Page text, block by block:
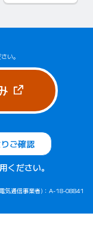
い。
（新しいタブ
ご確認
ください。
気通信事業者)：A-18-08841